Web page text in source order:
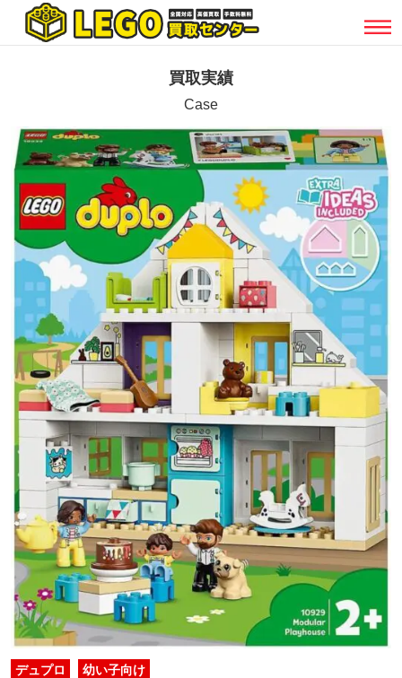
買取実績
Case
デュプロ 幼い子向け